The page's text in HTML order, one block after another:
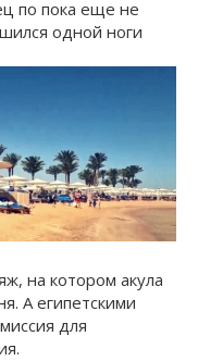
по пока еще не
одной ноги
на котором акула
А египетскими
для